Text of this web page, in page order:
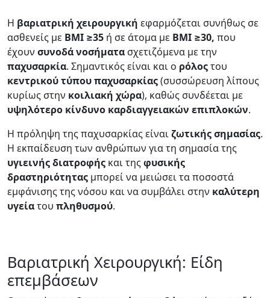
Η βαριατρική χειρουργική εφαρμόζεται συνήθως σε
ασθενείς με BMI ≥35 ή σε άτομα με BMI ≥30, που
έχουν συνοδάνοσήματα σχετιζόμενα με την
παχυσαρκία. Σημαντικός είναι και ο ρόλοςτου
κεντρικούτύπουπαχυσαρκίας(συσσώρευση λίπους
κυρίως στην κοιλιακή χώρα), καθώς συνδέεται με
υψηλότερο κίνδυνο καρδιαγγειακών επιπλοκών.
Η πρόληψη της παχυσαρκίας είναιζωτικήςσημασίας.
Η εκπαίδευση των ανθρώπων για τη σημασία της
υγιεινήςδιατροφής και τηςφυσικής
δραστηριότητας μπορεί να μειώσει τα ποσοστά
εμφάνισης της νόσου και να συμβάλει στην καλύτερη
υγείατου πληθυσμού.
Βαριατρική Χειρουργική: Είδη
επεμβάσεων